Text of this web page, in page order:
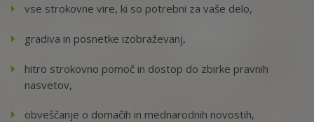
vse strokovne vire, ki so potrebni za vaše delo,
gradiva in posnetke izobraževanj,
hitro strokovno pomoč in dostop do zbirke pravnih
nasvetov,
obveščanje o domačih in mednarodnih novostih,